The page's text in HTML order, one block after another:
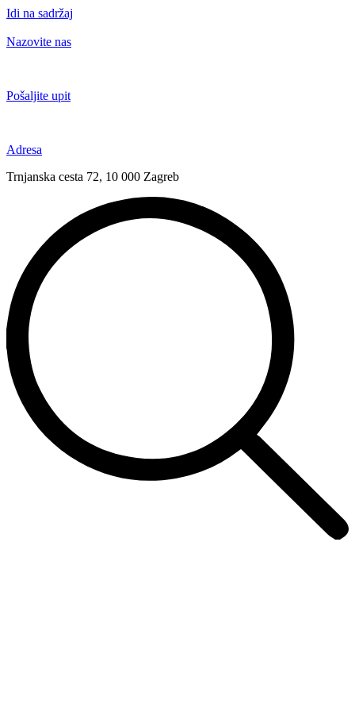
Idi na sadržaj
Nazovite nas
Pošaljite upit
Adresa
Trnjanska cesta 72, 10 000 Zagreb